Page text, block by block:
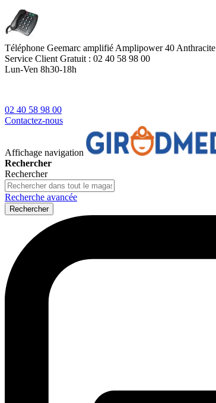
Téléphone Geemarc amplifié Amplipower 40 Anthracite
Service Client Gratuit : 02 40 58 98 00
Lun-Ven 8h30-18h
02 40 58 98 00
Contactez-nous
Affichage navigation
Rechercher
Rechercher
Recherche avancée
Rechercher